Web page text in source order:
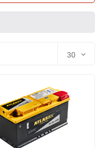
30
30
60